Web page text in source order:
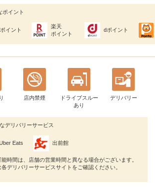
ポイント
イント
楽天
ポイント
dポイント
店内禁煙
ドライブスルー
あり
デリバリー
デリバリーサービス
Eats 出前館
能時間は、店舗の営業時間と異なる場合がございます。
デリバリーサービスサイトをご確認ください。